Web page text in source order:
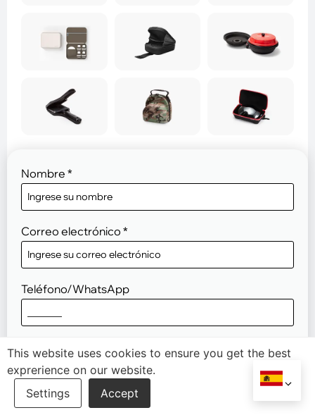
Nombre *
Correo electrónico *
Teléfono/WhatsApp
Compañía
Descripción del proyecto
This website uses cookies to ensure you get the best
exprerience on our website.